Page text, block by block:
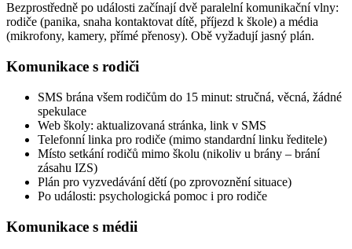
Bezprostředně po události začínají dvě paralelní komunikační vlny:
rodiče (panika, snaha kontaktovat dítě, příjezd k škole) a média
(mikrofony, kamery, přímé přenosy). Obě vyžadují jasný plán.
Komunikace s rodiči
SMS brána všem rodičům do 15 minut: stručná, věcná, žádné
spekulace
Web školy: aktualizovaná stránka, link v SMS
Telefonní linka pro rodiče (mimo standardní linku ředitele)
Místo setkání rodičů mimo školu (nikoliv u brány – brání
zásahu IZS)
Plán pro vyzvedávání dětí (po zprovoznění situace)
Po události: psychologická pomoc i pro rodiče
Komunikace s médii